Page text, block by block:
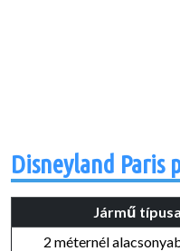
Disneyland Paris
Jármű típusa
2 méternél